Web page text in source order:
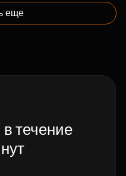
еще
течение